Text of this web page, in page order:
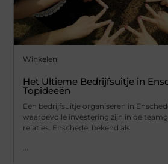
Winkelen
Het Ultieme Bedrijfsuitje in
Topideeën
Een bedrijfsuitje organiseren in
waardevolle investering zijn in de
relaties. Enschede, bekend als